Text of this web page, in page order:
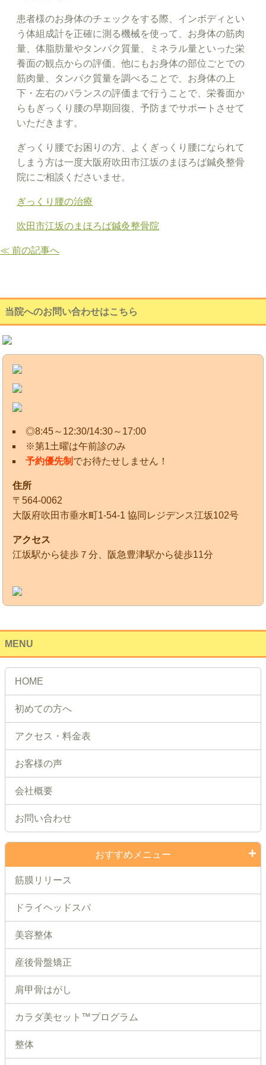
患者様のお身体のチェックをする際、インボディとい
う体組成計を正確に測る機械を使って、お身体の筋肉
量、体脂肪量やタンパク質量、ミネラル量といった栄
養面の観点からの評価、他にもお身体の部位ごとでの
筋肉量、タンパク質量を調べることで、お身体の上
下・左右のバランスの評価まで行うことで、栄養面か
らもぎっくり腰の早期回復、予防までサポートさせて
いただきます。
ぎっくり腰でお困りの方、よくぎっくり腰になられて
しまう方は一度大阪府吹田市江坂のまほろば鍼灸整骨
院にご相談くださいませ。
ぎっくり腰の治療
吹田市江坂のまほろば鍼灸整骨院
≪ 前の記事へ
当院へのお問い合わせはこちら
◎8:45～12:30/14:30～17:00
※第1土曜は午前診のみ
予約優先制 でお待たせしません！
住所
〒564-0062
大阪府吹田市垂水町1-54-1 協同レジデンス江坂102号
アクセス
江坂駅から徒歩７分、阪急豊津駅から徒歩11分
MENU
HOME
初めての方へ
アクセス・料金表
お客様の声
会社概要
お問い合わせ
おすすめメニュー
筋膜リリース
ドライヘッドスパ
美容整体
産後骨盤矯正
肩甲骨はがし
カラダ美セット™プログラム
整体